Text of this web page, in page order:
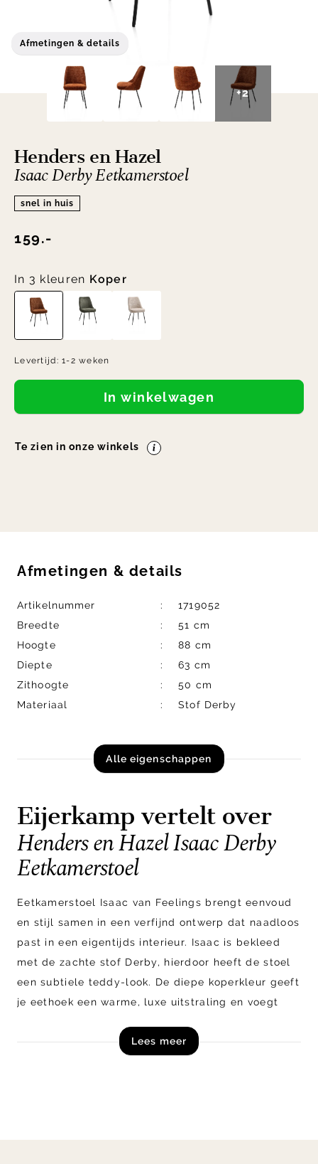
Afmetingen & details
+2
Henders en Hazel
Isaac Derby Eetkamerstoel
snel in huis
159.-
In 3 kleuren Koper
Levertijd:1-2 weken
In winkelwagen
Te zien in onze winkels
Afmetingen & details
Artikelnummer
1719052
Breedte
51 cm
Hoogte
88 cm
Diepte
63 cm
Zithoogte
50 cm
Materiaal
Stof Derby
Alle eigenschappen
Eijerkamp vertelt over
Henders en Hazel Isaac Derby
Eetkamerstoel
Eetkamerstoel Isaac van Feelings brengt eenvoud
en stijl samen in een verfijnd ontwerp dat naadloos
past in een eigentijds interieur. Isaac is bekleed
met de zachte stof Derby, hierdoor heeft de stoel
een subtiele teddy-look. De diepe koperkleur geeft
je eethoek een warme, luxe uitstraling en voegt
het afgeronde design en hoge rugleuning vormt
Lees meer